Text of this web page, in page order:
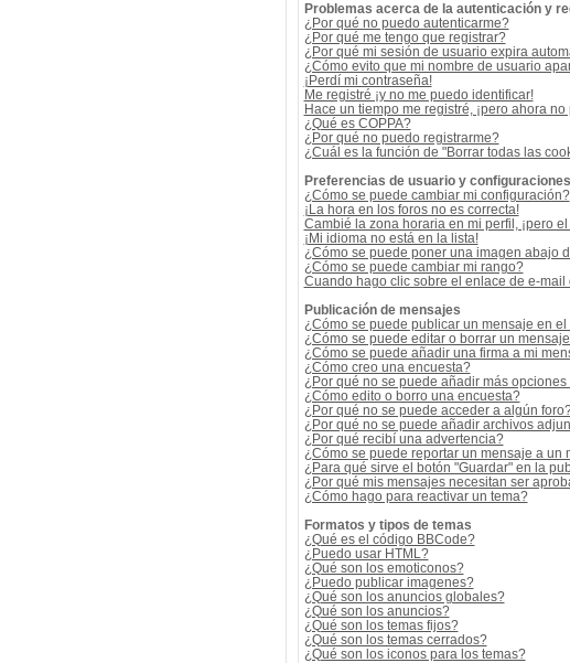
Problemas acerca de la autenticación y
¿Por qué no puedo autenticarme?
¿Por qué me tengo que registrar?
¿Por qué mi sesión de usuario expira
¿Cómo evito que mi nombre de usuario
¡Perdí mi contraseña!
Me registré ¡y no me puedo identificar!
Hace un tiempo me registré, ¡pero ahora
¿Qué es COPPA?
¿Por qué no puedo registrarme?
¿Cuál es la función de "Borrar todas las
Preferencias de usuario y configuraciones
¿Cómo se puede cambiar mi configuración?
¡La hora en los foros no es correcta!
Cambié la zona horaria en mi perfil, ¡pero
¡Mi idioma no está en la lista!
¿Cómo se puede poner una imagen abajo
¿Cómo se puede cambiar mi rango?
Cuando hago clic sobre el enlace de e-
Publicación de mensajes
¿Cómo se puede publicar un mensaje en el
¿Cómo se puede editar o borrar un
¿Cómo se puede añadir una firma a mi
¿Cómo creo una encuesta?
¿Por qué no se puede añadir más
¿Cómo edito o borro una encuesta?
¿Por qué no se puede acceder a algún
¿Por qué no se puede añadir archivos
¿Por qué recibí una advertencia?
¿Cómo se puede reportar un mensaje a un
¿Para qué sirve el botón "Guardar" en la
¿Por qué mis mensajes necesitan ser
¿Cómo hago para reactivar un tema?
Formatos y tipos de temas
¿Qué es el código BBCode?
¿Puedo usar HTML?
¿Qué son los emoticonos?
¿Puedo publicar imagenes?
¿Qué son los anuncios globales?
¿Qué son los anuncios?
¿Qué son los temas fijos?
¿Qué son los temas cerrados?
¿Qué son los iconos para los temas?